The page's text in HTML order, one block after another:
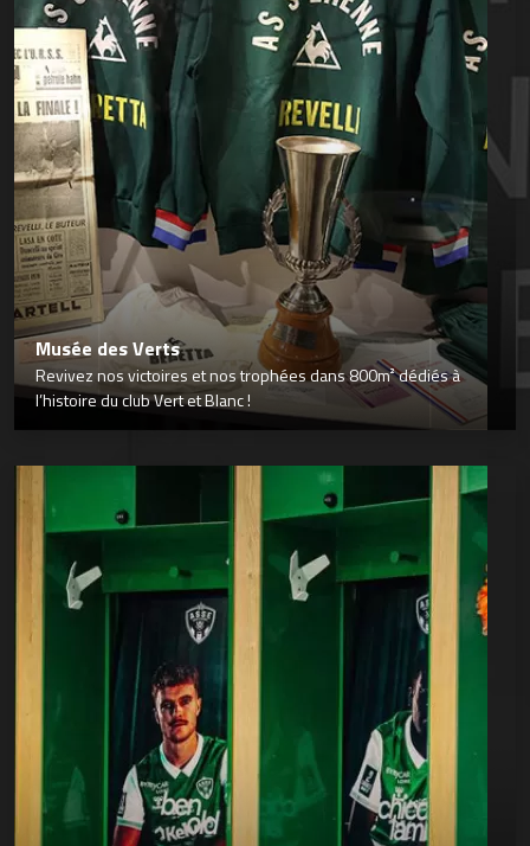
Musée des Verts
Revivez nos victoires et nos trophées dans 800m² dédiés à
l’histoire du club Vert et Blanc !